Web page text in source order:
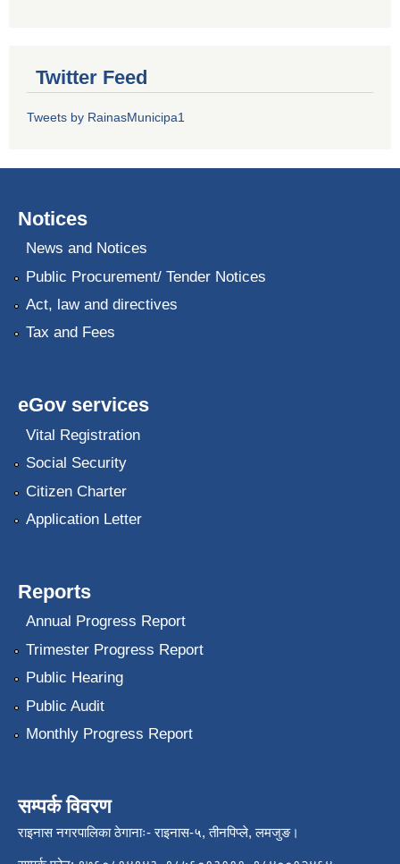
Twitter Feed
Tweets by RainasMunicipa1
Notices
News and Notices
Public Procurement/ Tender Notices
Act, law and directives
Tax and Fees
eGov services
Vital Registration
Social Security
Citizen Charter
Application Letter
Reports
Annual Progress Report
Trimester Progress Report
Public Hearing
Public Audit
Monthly Progress Report
सम्पर्क विवरण
राइनास नगरपालिका ठेगानाः- राइनास-५, तीनपिप्ले, लमजुङ।